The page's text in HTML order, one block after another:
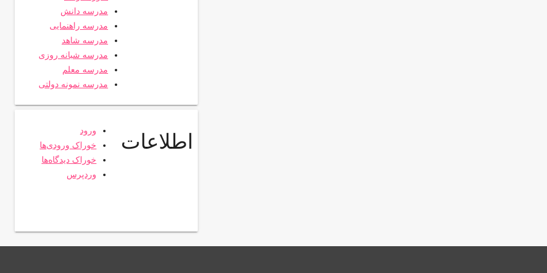
مدرسه دانش
مدرسه راهنمایی
مدرسه شاهد
مدرسه شبانه روزی
مدرسه معلم
مدرسه نمونه دولتی
اطلاعات
ورود
خوراک ورودی‌ها
خوراک دیدگاه‌ها
وردپرس